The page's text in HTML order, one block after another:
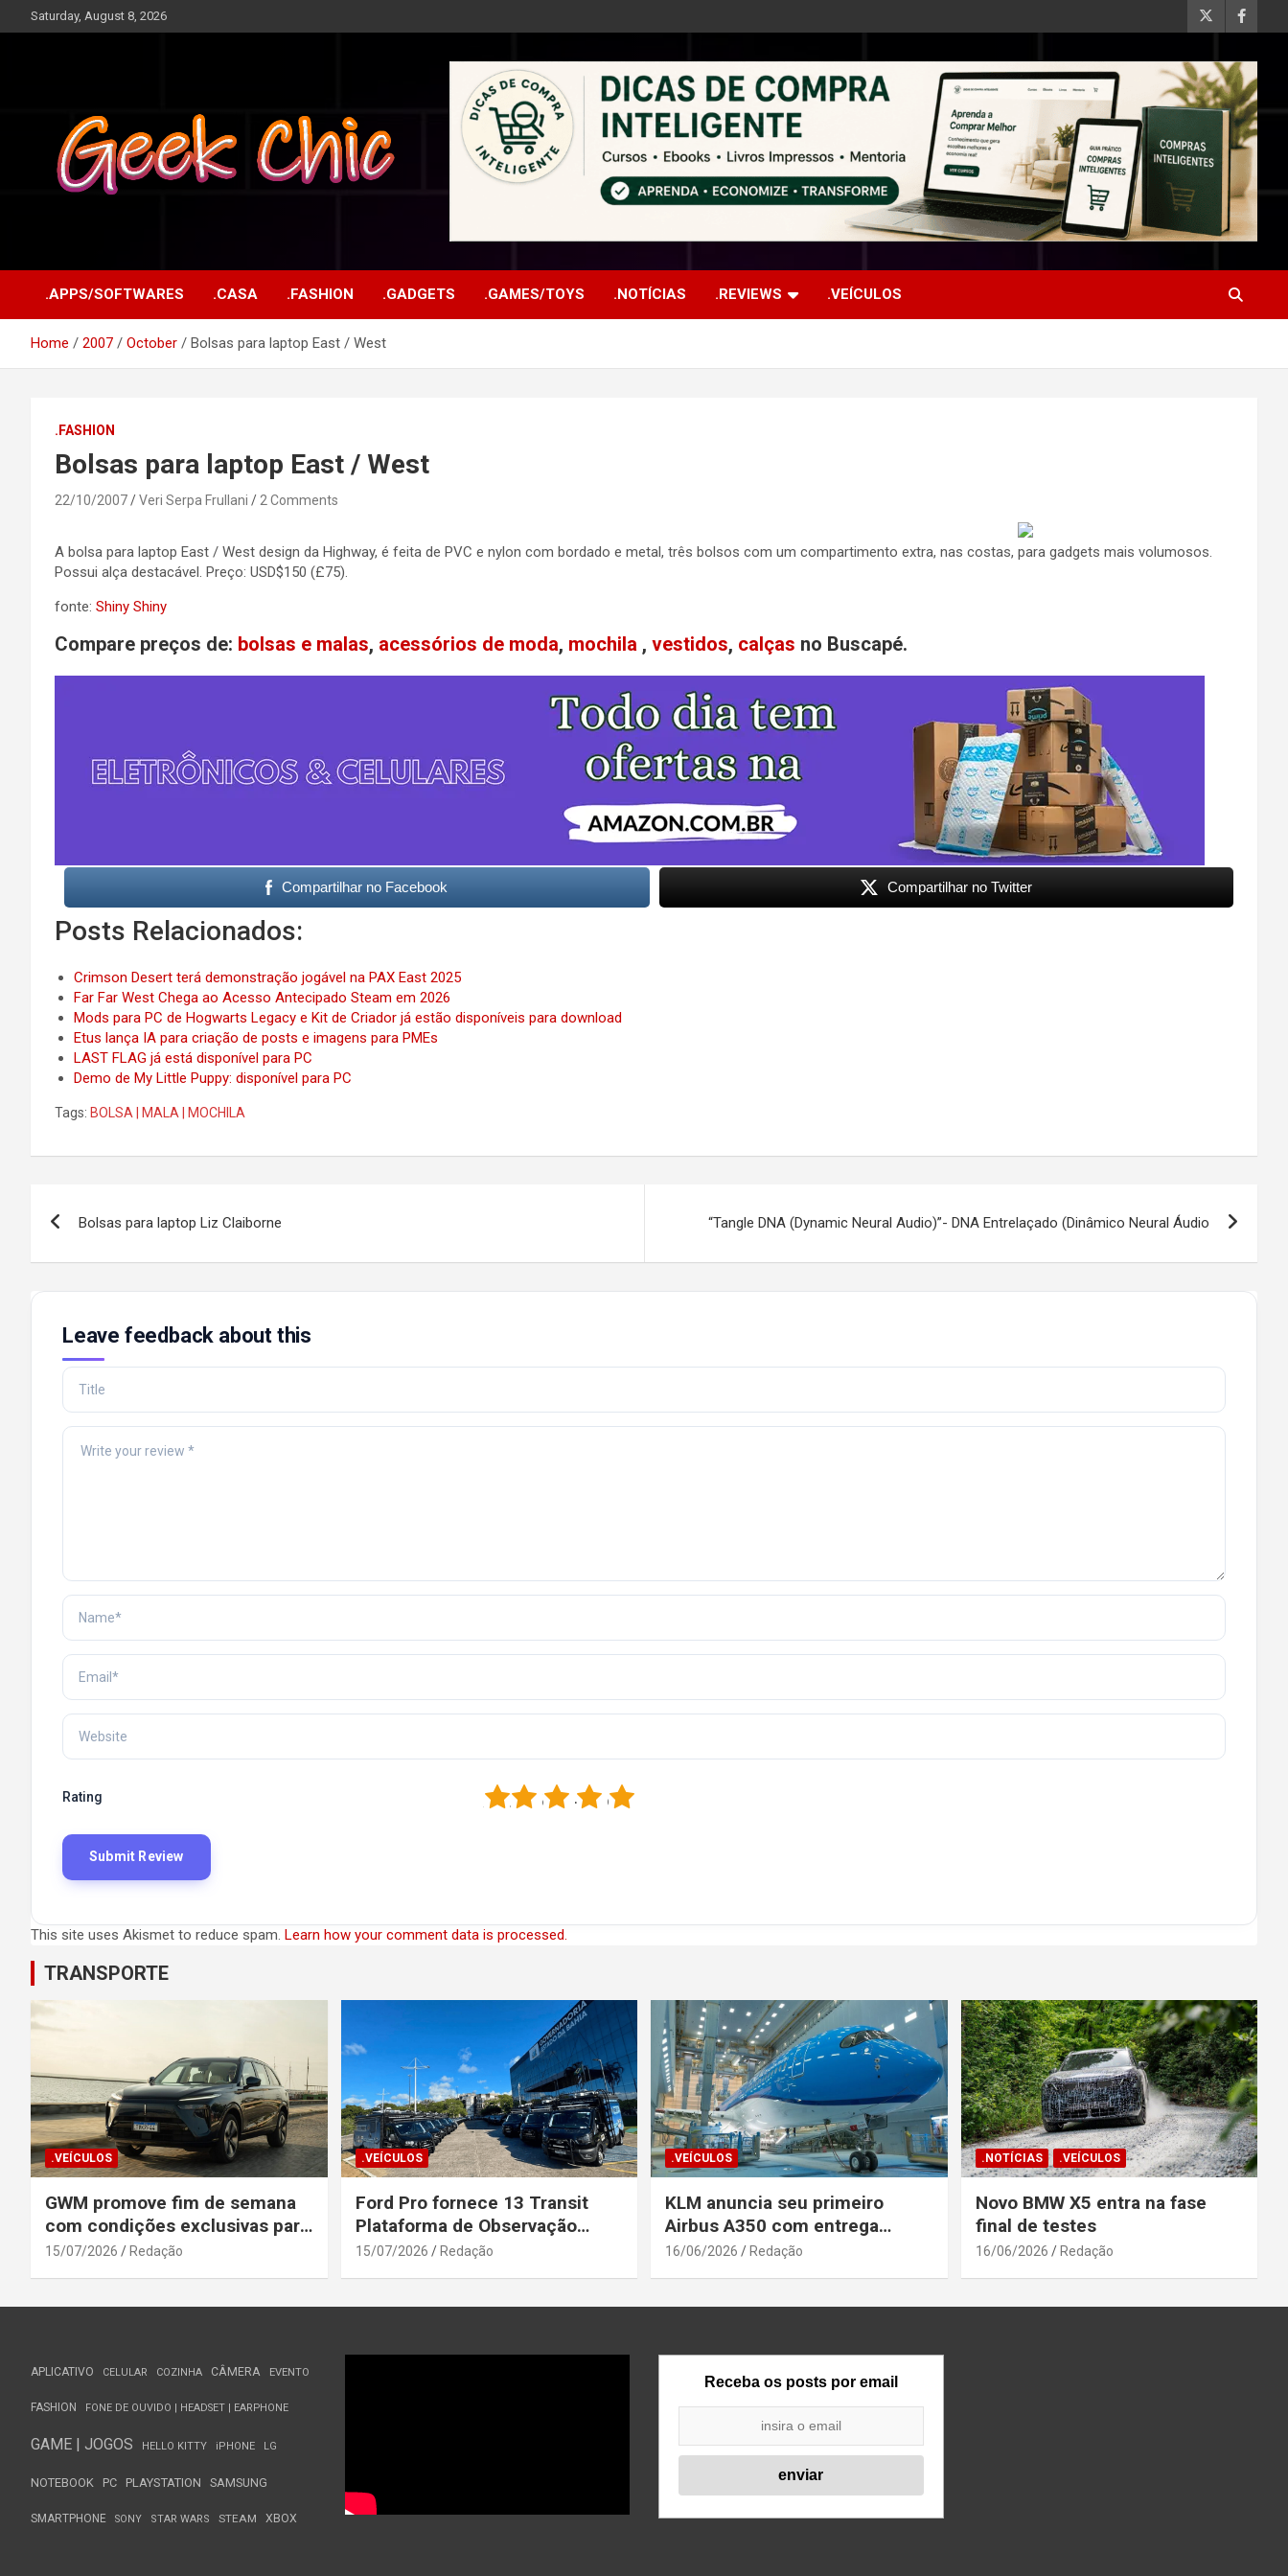
to
Saturday, August 8, 2026
.APPS/SOFTWARES .CASA .FASHION .GADGETS .GAMES/TOYS .NOTÍCIAS .REVIEWS .VEÍCULOS
Home 2007 October Bolsas para laptop East / West
.FASHION
Bolsas para laptop East / West
22/10/2007 Veri Serpa Frullani 2 Comments
A bolsa para laptop East / West design da Highway, é feita de PVC e nylon com bordado e metal, três bolsos com um compartimento extra, nas costas, para gadgets mais volumosos.
Possui alça destacável. Preço: USD$150 (£75).
fonte: Shiny Shiny
Compare preços de: bolsas e malas, acessórios de moda, mochila , vestidos, calças no Buscapé.
Compartilhar no Facebook Compartilhar no Twitter
Posts Relacionados:
Crimson Desert terá demonstração jogável na PAX East 2025
Far Far West Chega ao Acesso Antecipado Steam em 2026
Mods para PC de Hogwarts Legacy e Kit de Criador já estão disponíveis para download
Etus lança IA para criação de posts e imagens para PMEs
LAST FLAG já está disponível para PC
Demo de My Little Puppy: disponível para PC
Tags: BOLSA | MALA | MOCHILA
navigation
Bolsas para laptop Liz Claiborne “Tangle DNA (Dynamic Neural Audio)”- DNA Entrelaçado (Dinâmico Neural Áudio
Leave feedback about this
Rating 5
4
3
2
This site uses Akismet to reduce spam. Learn how your comment data is processed.
TRANSPORTE
.VEÍCULOS
GWM promove fim de semana
com condições exclusivas para
o Wey 07
15/07/2026 Redação
.VEÍCULOS
Ford Pro fornece 13 Transit
Plataforma de Observação
Elevada para a Secretaria de
15/07/2026 Redação
.VEÍCULOS
KLM anuncia seu primeiro
Airbus A350 com entrega
prevista até o fim de agosto
16/06/2026 Redação
.NOTÍCIAS .VEÍCULOS
Novo BMW X5 entra na fase
final de testes
16/06/2026 Redação
APLICATIVO CELULAR COZINHA CÂMERA EVENTO
FASHION FONE DE OUVIDO | HEADSET | EARPHONE
GAME | JOGOS HELLO KITTY iPHONE LG
NOTEBOOK PC PLAYSTATION SAMSUNG
SMARTPHONE SONY STAR WARS STEAM XBOX
Receba os posts por email